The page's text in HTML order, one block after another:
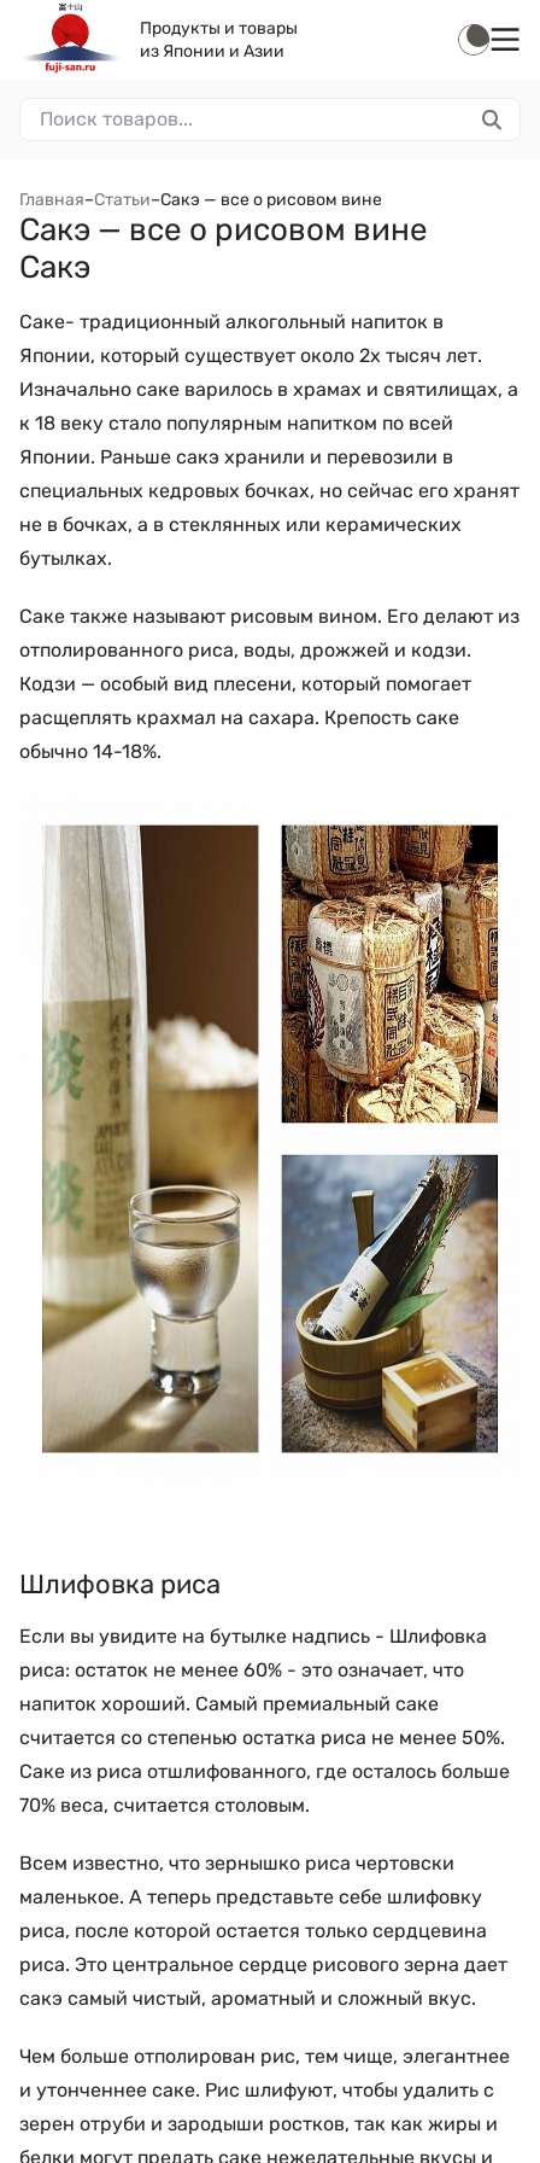
Продукты и товары
из Японии и Азии
Главная–Статьи–Сакэ — все о рисовом вине
Сакэ — все о рисовом вине
Сакэ
Саке- традиционный алкогольный напиток в
Японии, который существует около 2х тысяч лет.
Изначально саке варилось в храмах и святилищах, а
к 18 веку стало популярным напитком по всей
Японии. Раньше сакэ хранили и перевозили в
специальных кедровых бочках, но сейчас его хранят
не в бочках, а в стеклянных или керамических
бутылках.
Саке также называют рисовым вином. Его делают из
отполированного риса, воды, дрожжей и кодзи.
Кодзи — особый вид плесени, который помогает
расщеплять крахмал на сахара. Крепость саке
обычно 14-18%.
Шлифовка риса
Если вы увидите на бутылке надпись - Шлифовка
риса: остаток не менее 60% - это означает, что
напиток хороший. Самый премиальный саке
считается со степенью остатка риса не менее 50%.
Саке из риса отшлифованного, где осталось больше
70% веса, считается столовым.
Всем известно, что зернышко риса чертовски
маленькое. А теперь представьте себе шлифовку
риса, после которой остается только сердцевина
риса. Это центральное сердце рисового зерна дает
сакэ самый чистый, ароматный и сложный вкус.
Чем больше отполирован рис, тем чище, элегантнее
и утонченнее саке. Рис шлифуют, чтобы удалить с
зерен отруби и зародыши ростков, так как жиры и
белки могут предать саке нежелательные вкусы и